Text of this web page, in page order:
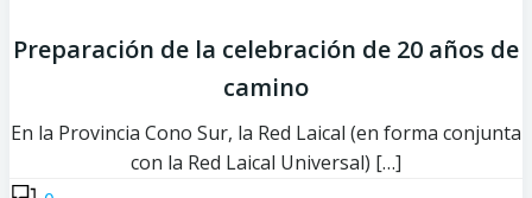
Preparación de la celebración de 20 años de
camino
En la Provincia Cono Sur, la Red Laical (en forma conjunta
con la Red Laical Universal) […]